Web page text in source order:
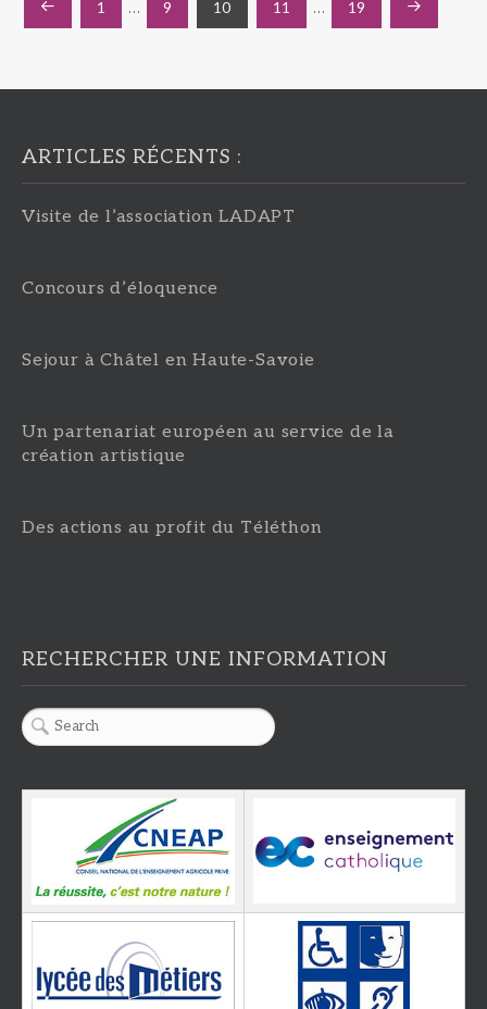
Pagination
publications
1 … 9 10 11 … 19
ARTICLES RÉCENTS :
Visite de l’association LADAPT
Concours d’éloquence
Sejour à Châtel en Haute-Savoie
Un partenariat européen au service de la
création artistique
Des actions au profit du Téléthon
RECHERCHER UNE INFORMATION